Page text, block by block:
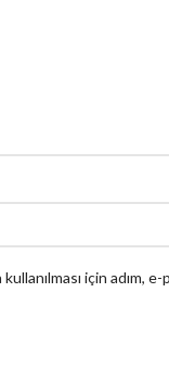
için adım,